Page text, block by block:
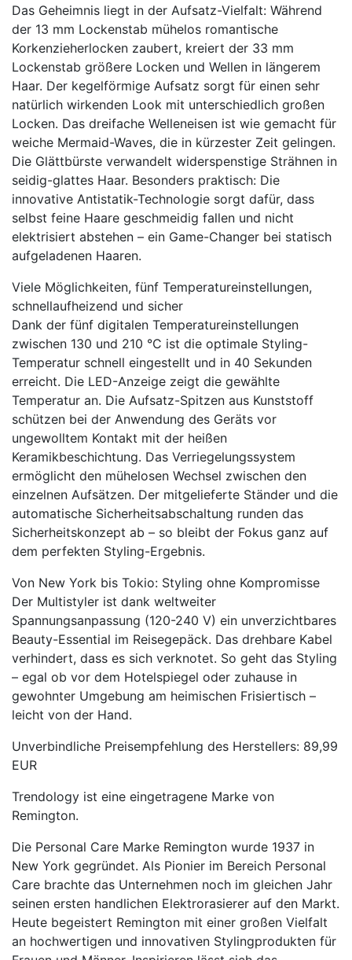
Das Geheimnis liegt in der Aufsatz-Vielfalt: Während
der 13 mm Lockenstab mühelos romantische
Korkenzieherlocken zaubert, kreiert der 33 mm
Lockenstab größere Locken und Wellen in längerem
Haar. Der kegelförmige Aufsatz sorgt für einen sehr
natürlich wirkenden Look mit unterschiedlich großen
Locken. Das dreifache Welleneisen ist wie gemacht für
weiche Mermaid-Waves, die in kürzester Zeit gelingen.
Die Glättbürste verwandelt widerspenstige Strähnen in
seidig-glattes Haar. Besonders praktisch: Die
innovative Antistatik-Technologie sorgt dafür, dass
selbst feine Haare geschmeidig fallen und nicht
elektrisiert abstehen – ein Game-Changer bei statisch
aufgeladenen Haaren.
Viele Möglichkeiten, fünf Temperatureinstellungen,
schnellaufheizend und sicher
Dank der fünf digitalen Temperatureinstellungen
zwischen 130 und 210 °C ist die optimale Styling-
Temperatur schnell eingestellt und in 40 Sekunden
erreicht. Die LED-Anzeige zeigt die gewählte
Temperatur an. Die Aufsatz-Spitzen aus Kunststoff
schützen bei der Anwendung des Geräts vor
ungewolltem Kontakt mit der heißen
Keramikbeschichtung. Das Verriegelungssystem
ermöglicht den mühelosen Wechsel zwischen den
einzelnen Aufsätzen. Der mitgelieferte Ständer und die
automatische Sicherheitsabschaltung runden das
Sicherheitskonzept ab – so bleibt der Fokus ganz auf
dem perfekten Styling-Ergebnis.
Von New York bis Tokio: Styling ohne Kompromisse
Der Multistyler ist dank weltweiter
Spannungsanpassung (120-240 V) ein unverzichtbares
Beauty-Essential im Reisegepäck. Das drehbare Kabel
verhindert, dass es sich verknotet. So geht das Styling
– egal ob vor dem Hotelspiegel oder zuhause in
gewohnter Umgebung am heimischen Frisiertisch –
leicht von der Hand.
Unverbindliche Preisempfehlung des Herstellers: 89,99
EUR
Trendology ist eine eingetragene Marke von
Remington.
Die Personal Care Marke Remington wurde 1937 in
New York gegründet. Als Pionier im Bereich Personal
Care brachte das Unternehmen noch im gleichen Jahr
seinen ersten handlichen Elektrorasierer auf den Markt.
Heute begeistert Remington mit einer großen Vielfalt
an hochwertigen und innovativen Stylingprodukten für